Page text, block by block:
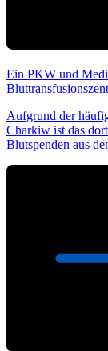
Ein PKW und
Aufgrund der
Charkiw ist das
Blutspenden aus